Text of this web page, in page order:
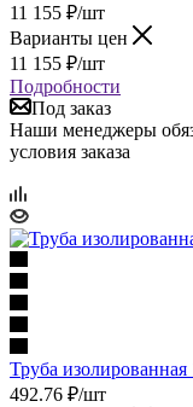
11 155 ₽/шт
Варианты цен
11 155 ₽/шт
Подробности
Под заказ
Наши менеджеры
условия заказа
Труба
492.76 ₽/шт